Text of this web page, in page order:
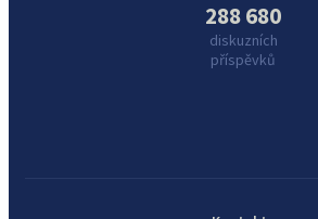
288 680
diskuzních
příspěvků